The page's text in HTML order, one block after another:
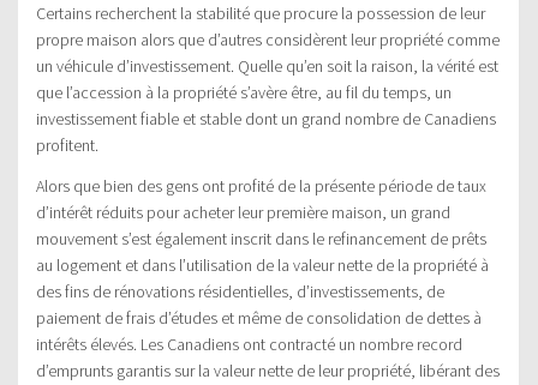
Certains recherchent la stabilité que procure la possession de leur
propre maison alors que d’autres considèrent leur propriété comme
un véhicule d’investissement. Quelle qu’en soit la raison, la vérité est
que l’accession à la propriété s’avère être, au fil du temps, un
investissement fiable et stable dont un grand nombre de Canadiens
profitent.
Alors que bien des gens ont profité de la présente période de taux
d’intérêt réduits pour acheter leur première maison, un grand
mouvement s’est également inscrit dans le refinancement de prêts
au logement et dans l’utilisation de la valeur nette de la propriété à
des fins de rénovations résidentielles, d’investissements, de
paiement de frais d’études et même de consolidation de dettes à
intérêts élevés. Les Canadiens ont contracté un nombre record
d’emprunts garantis sur la valeur nette de leur propriété, libérant des